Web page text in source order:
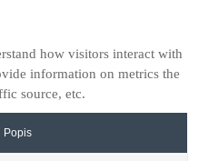
how visitors interact with
information on metrics the
source, etc.
Popis